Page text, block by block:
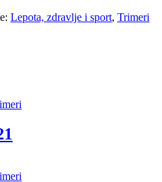
Lepota, zdravlje i sport, Trimeri